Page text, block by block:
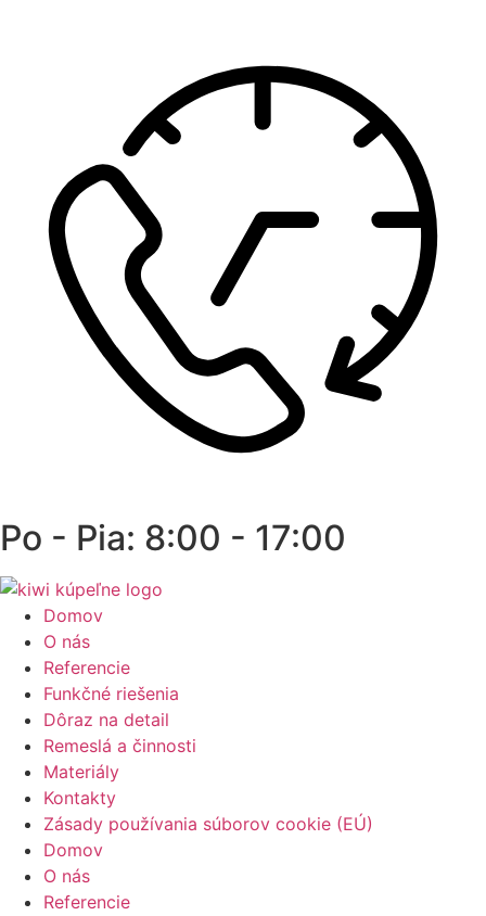
Po - Pia: 8:00 - 17:00
Domov
O nás
Referencie
Funkčné riešenia
Dôraz na detail
Remeslá a činnosti
Materiály
Kontakty
Zásady používania súborov cookie (EÚ)
Domov
O nás
Referencie